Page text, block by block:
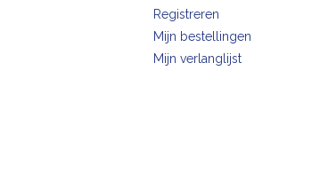
Registreren
Mijn bestellingen
Mijn verlanglijst